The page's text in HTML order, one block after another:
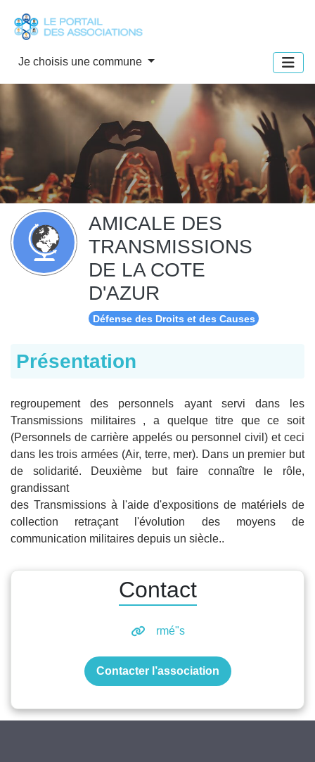
Je choisis une commune
AMICALE DES
TRANSMISSIONS
DE LA COTE
D'AZUR
Défense des Droits et des Causes
Présentation
regroupement des personnels ayant servi dans les
Transmissions militaires , a quelque titre que ce soit
(Personnels de carrière appelés ou personnel civil) et ceci
dans les trois armées (Air, terre, mer). Dans un premier but
de solidarité. Deuxième but faire connaître le rôle,
grandissant
des Transmissions à l'aide d'expositions de matériels de
collection retraçant l'évolution des moyens de
communication militaires depuis un siècle..
Contact
rmé"s
Contacter l’association